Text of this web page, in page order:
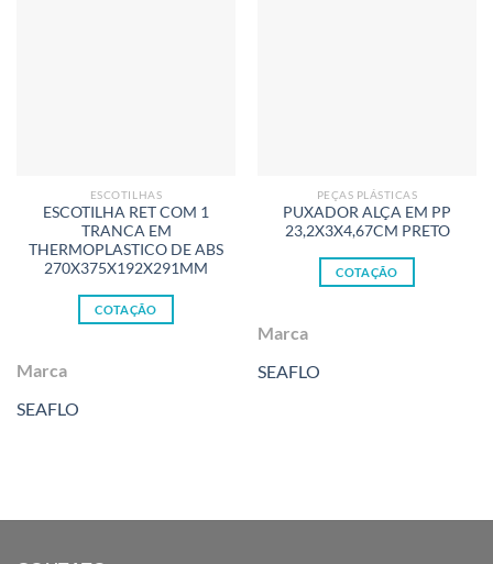
ESCOTILHAS
ESCOTILHA RET COM 1
TRANCA EM
THERMOPLASTICO DE ABS
270X375X192X291MM
COTAÇÃO
Marca
SEAFLO
PEÇAS PLÁSTICAS
PUXADOR ALÇA EM PP
23,2X3X4,67CM PRETO
COTAÇÃO
Marca
SEAFLO